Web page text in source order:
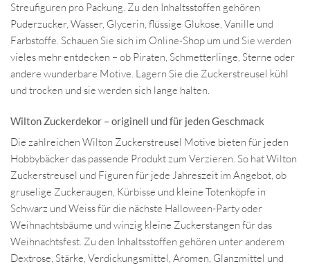
Streufiguren pro Packung. Zu den Inhaltsstoffen gehören
Puderzucker, Wasser, Glycerin, flüssige Glukose, Vanille und
Farbstoffe. Schauen Sie sich im Online-Shop um und Sie werden
vieles mehr entdecken – ob Piraten, Schmetterlinge, Sterne oder
andere wunderbare Motive. Lagern Sie die Zuckerstreusel kühl
und trocken und sie werden sich lange halten.
Wilton Zuckerdekor – originell und für jeden Geschmack
Die zahlreichen Wilton Zuckerstreusel Motive bieten für jeden
Hobbybäcker das passende Produkt zum Verzieren. So hat Wilton
Zuckerstreusel und Figuren für jede Jahreszeit im Angebot, ob
gruselige Zuckeraugen, Kürbisse und kleine Totenköpfe in
Schwarz und Weiss für die nächste Halloween-Party oder
Weihnachtsbäume und winzig kleine Zuckerstangen für das
Weihnachtsfest. Zu den Inhaltsstoffen gehören unter anderem
Dextrose, Stärke, Verdickungsmittel, Aromen, Glanzmittel und